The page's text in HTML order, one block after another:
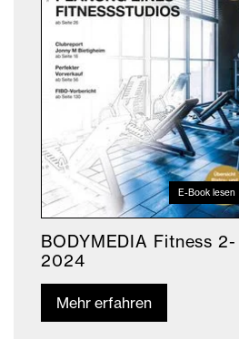
E-Book lesen
BODYMEDIA Fitness 2-
2024
Mehr erfahren